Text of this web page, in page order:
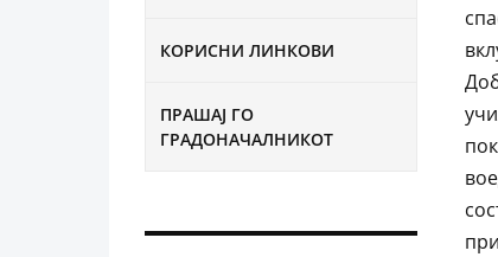
КОРИСНИ ЛИНКОВИ
ПРАШАЈ ГО
ГРАДОНАЧАЛНИКОТ